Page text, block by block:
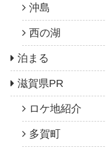
沖島
西の湖
泊まる
滋賀県PR
ロケ地紹介
多賀町